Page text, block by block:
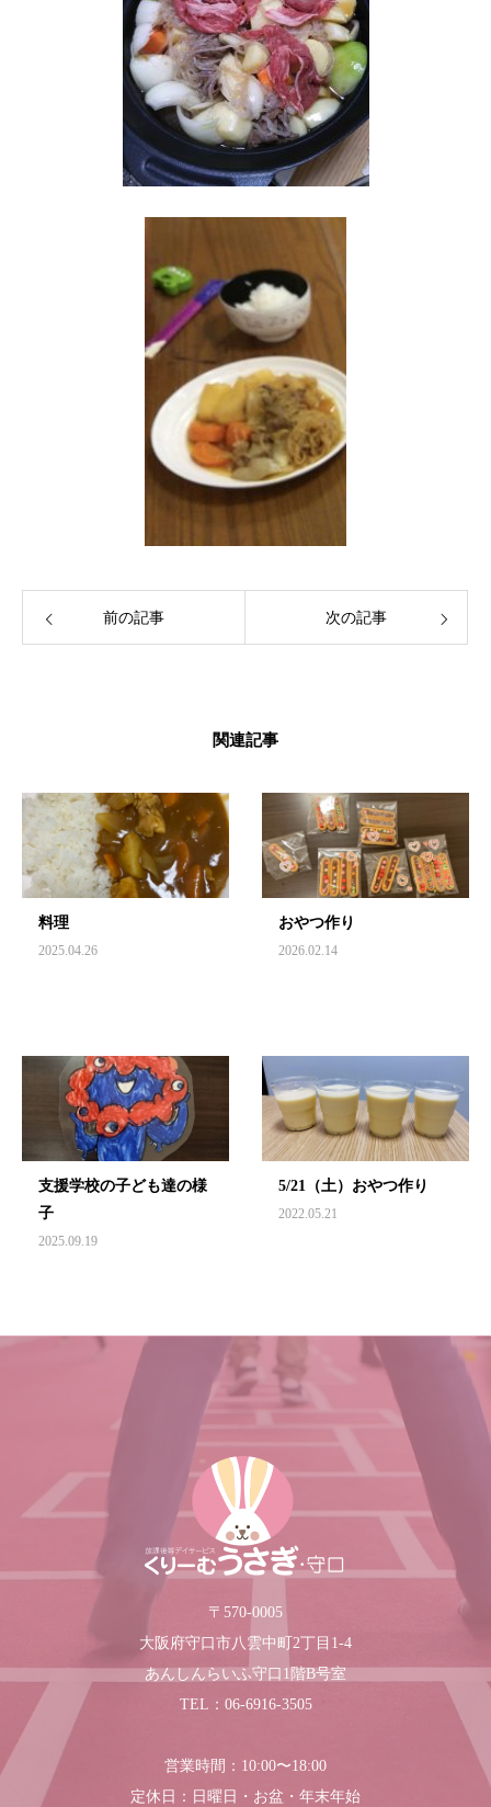
前の記事 次の記事
関連記事
料理
2025.04.26
おやつ作り
2026.02.14
支援学校の子ども達の様
子
2025.09.19
5/21（土）おやつ作り
2022.05.21
〒570-0005
大阪府守口市八雲中町2丁目1-4
あんしんらいふ守口1階B号室
TEL：06-6916-3505
営業時間：10:00〜18:00
定休日：日曜日・お盆・年末年始